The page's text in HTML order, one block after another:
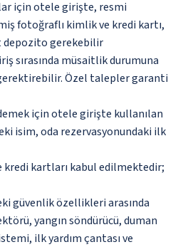
için otele girişte, resmi
fotoğraflı kimlik ve kredi kartı,
depozito gerekebilir
sırasında müsaitlik durumuna
gerektirebilir. Özel talepler garanti
için otele girişte kullanılan
isim, oda rezervasyonundaki ilk
kredi kartları kabul edilmektedir;
güvenlik özellikleri arasında
yangın söndürücü, duman
ilk yardım çantası ve